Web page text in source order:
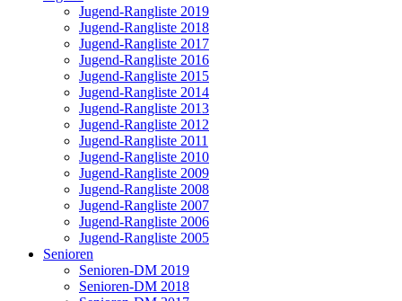
Jugend-Rangliste 2019
Jugend-Rangliste 2018
Jugend-Rangliste 2017
Jugend-Rangliste 2016
Jugend-Rangliste 2015
Jugend-Rangliste 2014
Jugend-Rangliste 2013
Jugend-Rangliste 2012
Jugend-Rangliste 2011
Jugend-Rangliste 2010
Jugend-Rangliste 2009
Jugend-Rangliste 2008
Jugend-Rangliste 2007
Jugend-Rangliste 2006
Jugend-Rangliste 2005
Senioren
Senioren-DM 2019
Senioren-DM 2018